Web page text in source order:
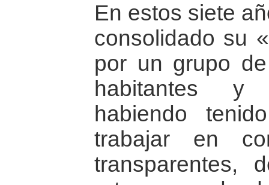
En estos siete
consolidado su
por un grupo
habitantes y
habiendo
trabajar en
transparentes,